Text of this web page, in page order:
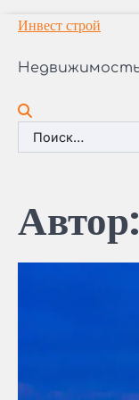
Перейти
содержимому
Инвест строй
Найти:
Автор: